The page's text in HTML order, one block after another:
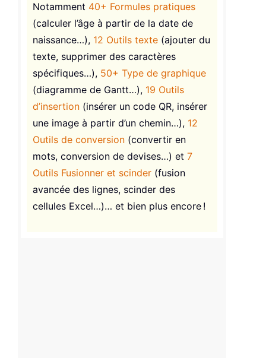
Notamment 40+ Formules pratiques
(calculer l’âge à partir de la date de
naissance…), 12 Outils texte (ajouter du
texte, supprimer des caractères
spécifiques…), 50+ Type de graphique
(diagramme de Gantt…), 19 Outils
d’insertion (insérer un code QR, insérer
une image à partir d’un chemin…), 12
Outils de conversion (convertir en
mots, conversion de devises…) et7
Outils Fusionner et scinder (fusion
avancée des lignes, scinder des
cellules Excel…)… et bien plus encore !